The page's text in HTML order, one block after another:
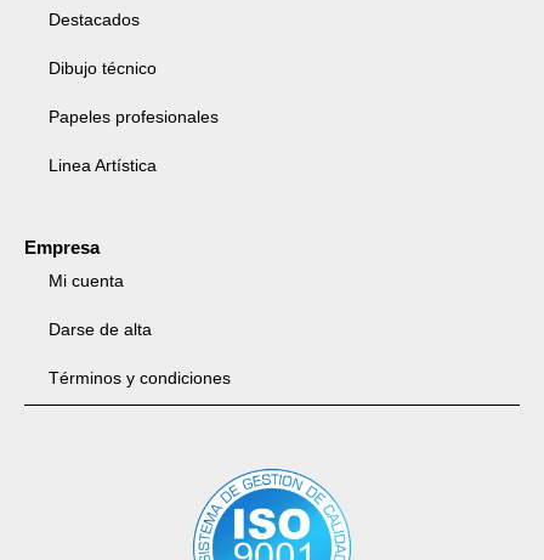
Destacados
Dibujo técnico
Papeles profesionales
Linea Artística
Empresa
Mi cuenta
Darse de alta
Términos y condiciones